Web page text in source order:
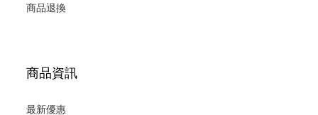
商品退換
商品資訊
最新優惠